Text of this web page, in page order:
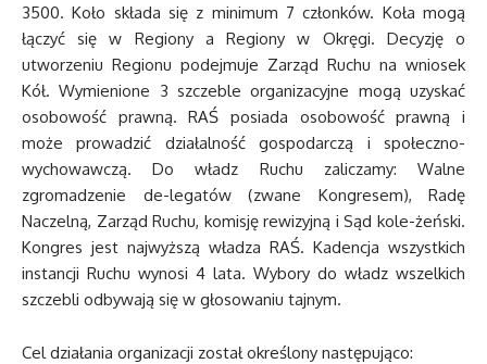
3500. Koło składa się z minimum 7 członków. Koła mogą
łączyć się w Regiony a Regiony w Okręgi. Decyzję o
utworzeniu Regionu podejmuje Zarząd Ruchu na wniosek
Kół. Wymienione 3 szczeble organizacyjne mogą uzyskać
osobowość prawną. RAŚ posiada osobowość prawną i
może prowadzić działalność gospodarczą i społeczno-
wychowawczą. Do władz Ruchu zaliczamy: Walne
zgromadzenie de-legatów (zwane Kongresem), Radę
Naczelną, Zarząd Ruchu, komisję rewizyjną i Sąd kole-żeński.
Kongres jest najwyższą władza RAŚ. Kadencja wszystkich
instancji Ruchu wynosi 4 lata. Wybory do władz wszelkich
szczebli odbywają się w głosowaniu tajnym.
Cel działania organizacji został określony następująco: